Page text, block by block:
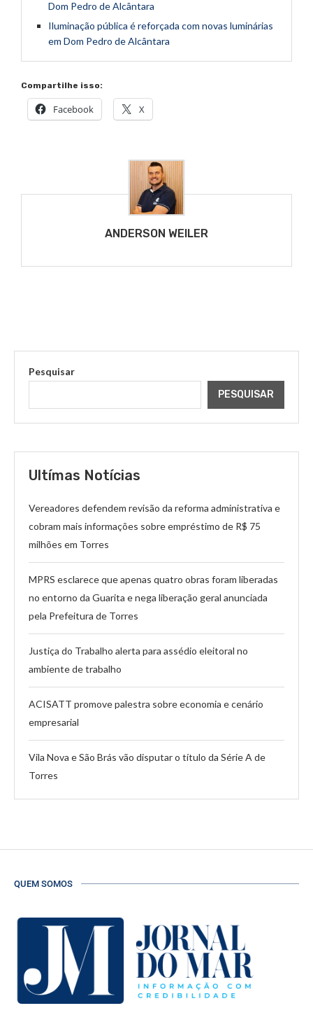
Dom Pedro de Alcântara
Iluminação pública é reforçada com novas luminárias
em Dom Pedro de Alcântara
Compartilhe isso:
Facebook X
ANDERSON WEILER
Pesquisar
PESQUISAR
Ultímas Notícias
Vereadores defendem revisão da reforma administrativa e
cobram mais informações sobre empréstimo de R$ 75
milhões em Torres
MPRS esclarece que apenas quatro obras foram liberadas
no entorno da Guarita e nega liberação geral anunciada
pela Prefeitura de Torres
Justiça do Trabalho alerta para assédio eleitoral no
ambiente de trabalho
ACISATT promove palestra sobre economia e cenário
empresarial
Vila Nova e São Brás vão disputar o título da Série A de
Torres
QUEM SOMOS